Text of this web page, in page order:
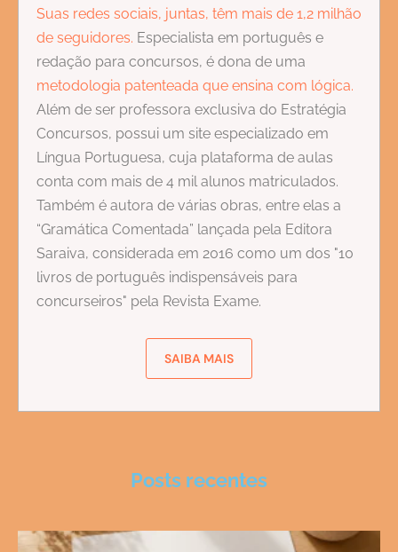
Suas redes sociais, juntas, têm mais de 1,2 milhão
de seguidores. Especialista em português e
redação para concursos, é dona de uma
metodologia patenteada que ensina com lógica.
Além de ser professora exclusiva do Estratégia
Concursos, possui um site especializado em
Língua Portuguesa, cuja plataforma de aulas
conta com mais de 4 mil alunos matriculados.
Também é autora de várias obras, entre elas a
“Gramática Comentada” lançada pela Editora
Saraiva, considerada em 2016 como um dos "10
livros de português indispensáveis para
concurseiros" pela Revista Exame.
SAIBA MAIS
Posts recentes